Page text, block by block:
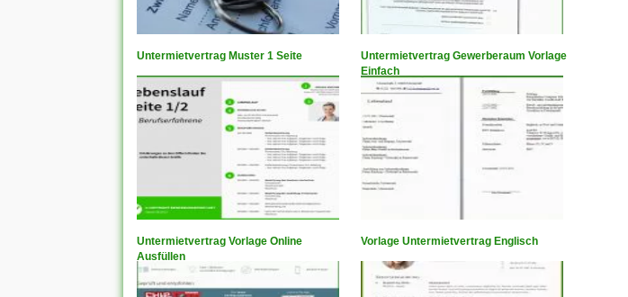
Untermietvertrag Muster 1 Seite
Untermietvertrag Gewerberaum Vorlage
Einfach
Untermietvertrag Vorlage Online
Ausfüllen
Vorlage Untermietvertrag Englisch